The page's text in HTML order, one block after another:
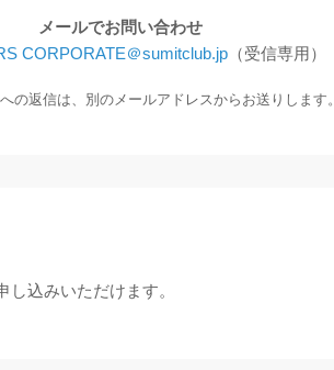
メールでお問い合わせ
CORPORATE＠sumitclub.jp（受信専用）
の返信は、別のメールアドレスからお送りします。
込みいただけます。